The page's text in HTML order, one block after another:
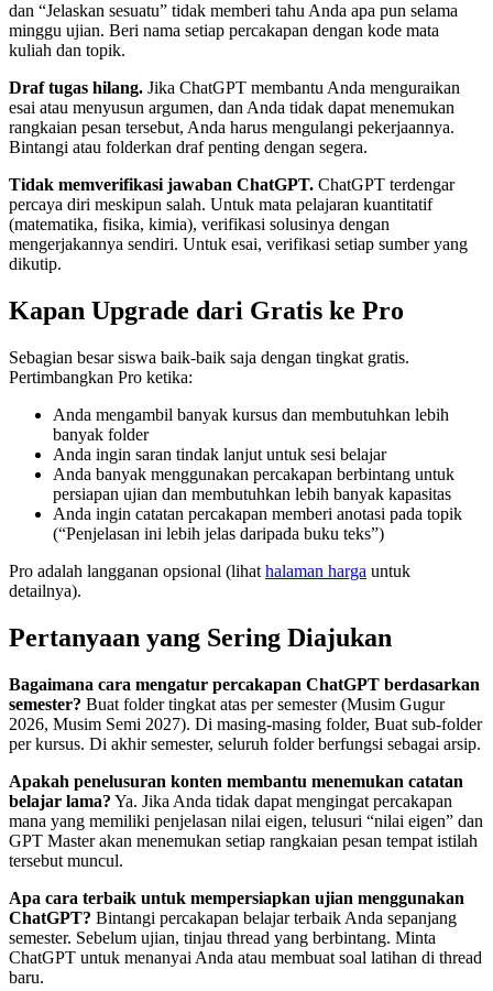
dan “Jelaskan sesuatu” tidak memberi tahu Anda apa pun selama
minggu ujian. Beri nama setiap percakapan dengan kode mata
kuliah dan topik.
Draf tugas hilang. Jika ChatGPT membantu Anda menguraikan
esai atau menyusun argumen, dan Anda tidak dapat menemukan
rangkaian pesan tersebut, Anda harus mengulangi pekerjaannya.
Bintangi atau folderkan draf penting dengan segera.
Tidak memverifikasi jawaban ChatGPT. ChatGPT terdengar
percaya diri meskipun salah. Untuk mata pelajaran kuantitatif
(matematika, fisika, kimia), verifikasi solusinya dengan
mengerjakannya sendiri. Untuk esai, verifikasi setiap sumber yang
dikutip.
Kapan Upgrade dari Gratis ke Pro
Sebagian besar siswa baik-baik saja dengan tingkat gratis.
Pertimbangkan Pro ketika:
Anda mengambil banyak kursus dan membutuhkan lebih
banyak folder
Anda ingin saran tindak lanjut untuk sesi belajar
Anda banyak menggunakan percakapan berbintang untuk
persiapan ujian dan membutuhkan lebih banyak kapasitas
Anda ingin catatan percakapan memberi anotasi pada topik
(“Penjelasan ini lebih jelas daripada buku teks”)
Pro adalah langganan opsional (lihat halaman harga untuk
detailnya).
Pertanyaan yang Sering Diajukan
Bagaimana cara mengatur percakapan ChatGPT berdasarkan
semester? Buat folder tingkat atas per semester (Musim Gugur
2026, Musim Semi 2027). Di masing-masing folder, Buat sub-folder
per kursus. Di akhir semester, seluruh folder berfungsi sebagai arsip.
Apakah penelusuran konten membantu menemukan catatan
belajar lama? Ya. Jika Anda tidak dapat mengingat percakapan
mana yang memiliki penjelasan nilai eigen, telusuri “nilai eigen” dan
GPT Master akan menemukan setiap rangkaian pesan tempat istilah
tersebut muncul.
Apa cara terbaik untuk mempersiapkan ujian menggunakan
ChatGPT? Bintangi percakapan belajar terbaik Anda sepanjang
semester. Sebelum ujian, tinjau thread yang berbintang. Minta
ChatGPT untuk menanyai Anda atau membuat soal latihan di thread
baru.